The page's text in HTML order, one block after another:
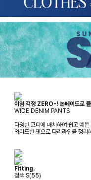
이염 걱정 ZERO-! 논페이드로
WIDE DENIM PANTS
다양한 코디에 매치하여 쉽고 예
와이드한 핏으로 다리라인을 정
Fitting.
청색 S(55)